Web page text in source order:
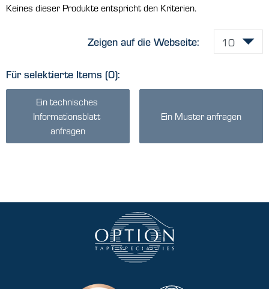
Keines dieser Produkte entspricht den Kriterien.
Für selektierte Items (0):
Ein technisches
Informationsblatt
anfragen
Ein Muster anfragen
Zeigen auf die Webseite: